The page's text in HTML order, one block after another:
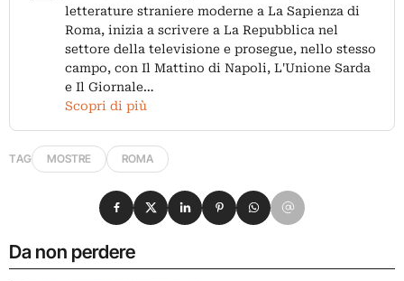
letterature straniere moderne a La Sapienza di
Roma, inizia a scrivere a La Repubblica nel
settore della televisione e prosegue, nello stesso
campo, con Il Mattino di Napoli, L'Unione Sarda
e Il Giornale…
Scopri di più
TAG MOSTRE ROMA
Da non perdere
Condividi su Facebook
Condividi su X
Condividi su LinkedIn
Condividi su Pinterest
Condividi su WhatsApp
Condividi su Email